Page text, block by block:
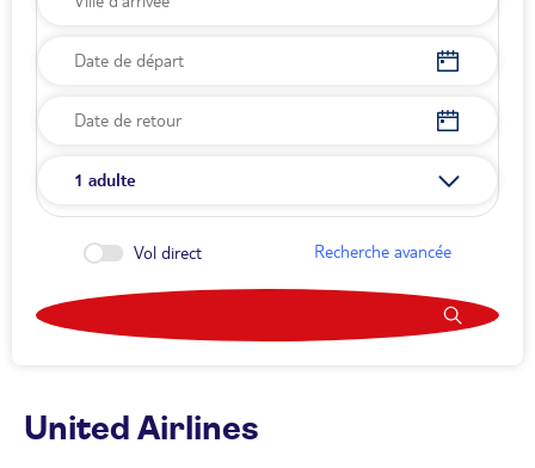
Date de départ
Date de retour
1 adulte
Vol direct Recherche avancée
United Airlines